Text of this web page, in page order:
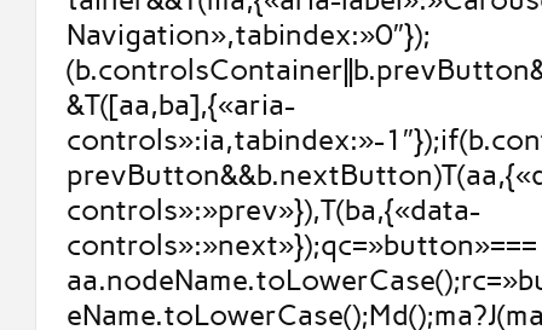
Navigation»,tabindex:»0″});
&T([aa,ba],{«aria-
controls»:ia,tabindex:»-
controls»:»prev»}),T(ba,{«data-
controls»:»next»});qc=»button»===